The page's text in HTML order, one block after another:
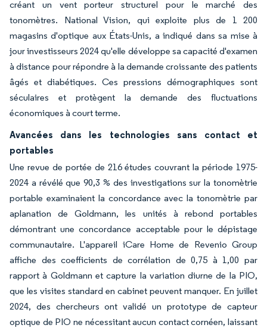
créant un vent porteur structurel pour le marché des
tonomètres. National Vision, qui exploite plus de 1 200
magasins d'optique aux États-Unis, a indiqué dans sa mise à
jour investisseurs 2024 qu'elle développe sa capacité d'examen
à distance pour répondre à la demande croissante des patients
âgés et diabétiques. Ces pressions démographiques sont
séculaires et protègent la demande des fluctuations
économiques à court terme.
Avancées dans les technologies sans contact et
portables
Une revue de portée de 216 études couvrant la période 1975-
2024 a révélé que 90,3 % des investigations sur la tonomètrie
portable examinaient la concordance avec la tonomètrie par
aplanation de Goldmann, les unités à rebond portables
démontrant une concordance acceptable pour le dépistage
communautaire. L'appareil iCare Home de Revenio Group
affiche des coefficients de corrélation de 0,75 à 1,00 par
rapport à Goldmann et capture la variation diurne de la PIO,
que les visites standard en cabinet peuvent manquer. En juillet
2024, des chercheurs ont validé un prototype de capteur
optique de PIO ne nécessitant aucun contact cornéen, laissant